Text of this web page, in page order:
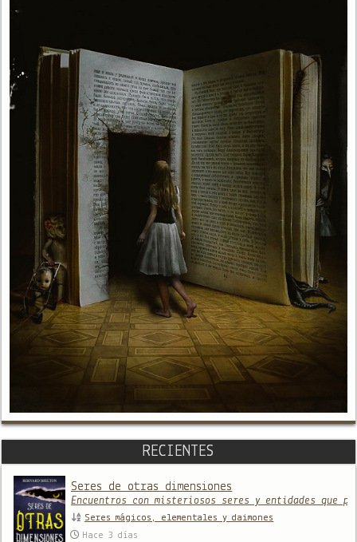
RECIENTES
Seres de otras dimensiones
Encuentros con misteriosos seres y entidades que
Seres mágicos, elementales y daimones
Hace 3 días